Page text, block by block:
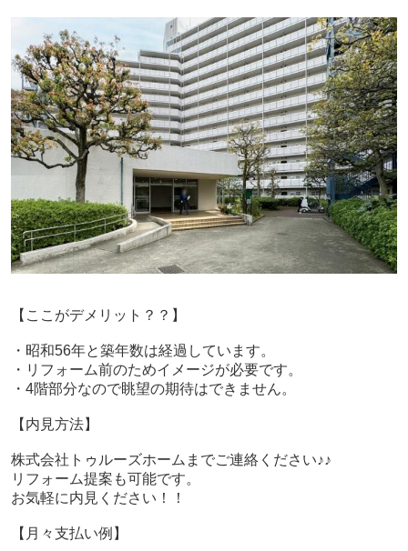
【ここがデメリット？？】
・昭和56年と築年数は経過しています。
・リフォーム前のためイメージが必要です。
・4階部分なので眺望の期待はできません。
【内見方法】
株式会社トゥルーズホームまでご連絡ください♪♪
リフォーム提案も可能です。
お気軽に内見ください！！
【月々支払い例】